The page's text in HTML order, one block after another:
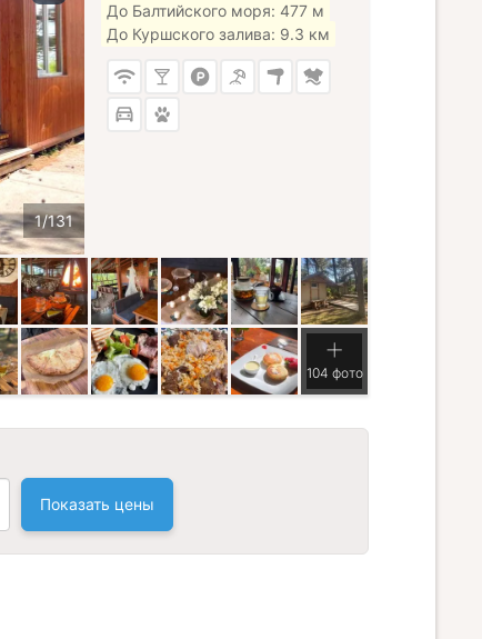
До Балтийского моря: 477 м
До Куршского залива: 9.3 км
104 фото
Показать цены